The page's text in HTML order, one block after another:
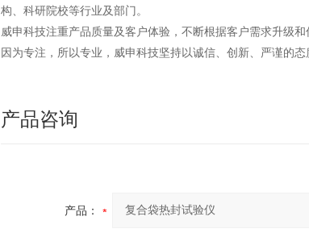
构、科研院校等行业及部门。
威申科技注重产品质量及客户体验，不断根据客户需求升级
因为专注，所以专业，威申科技坚持以诚信、创新、严谨的
产品咨询
产品：